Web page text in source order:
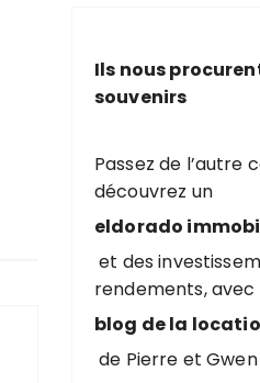
h
e
o
u
r
Ils nous
souvenirs
Passez de l’autre
découvrez un
eldorado
et des
rendements, avec
blog de la
de Pierre et Gwen